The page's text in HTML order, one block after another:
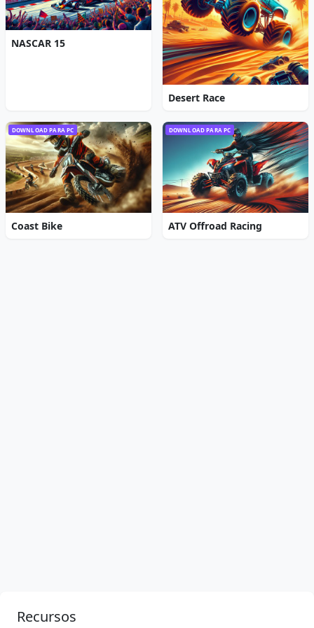
NASCAR 15
Desert Race
DOWNLOAD PARA PC
Coast Bike
DOWNLOAD PARA PC
ATV Offroad Racing
Recursos